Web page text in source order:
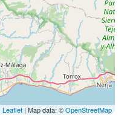
Leaflet | Map data: ©OpenStreetMap